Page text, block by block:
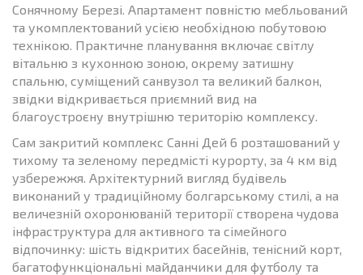
Сонячному Березі. Апартамент повністю мебльований
та укомплектований усією необхідною побутовою
технікою. Практичне планування включає світлу
вітальню з кухонною зоною, окрему затишну
спальню, суміщений санвузол та великий балкон,
звідки відкривається приємний вид на
благоустроєну внутрішню територію комплексу.
Сам закритий комплекс Санні Дей 6 розташований у
тихому та зеленому передмісті курорту, за 4 км від
узбережжя. Архітектурний вигляд будівель
виконаний у традиційному болгарському стилі, а на
величезній охоронюваній території створена чудова
інфраструктура для активного та сімейного
відпочинку: шість відкритих басейнів, тенісний корт,
багатофункціональні майданчики для футболу та